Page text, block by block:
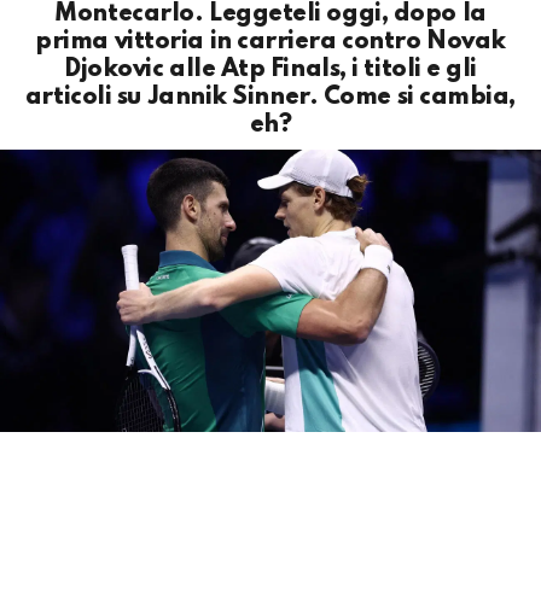
Montecarlo. Leggeteli oggi, dopo la
prima vittoria in carriera contro Novak
Djokovic alle Atp Finals, i titoli e gli
articoli su Jannik Sinner. Come si cambia,
eh?